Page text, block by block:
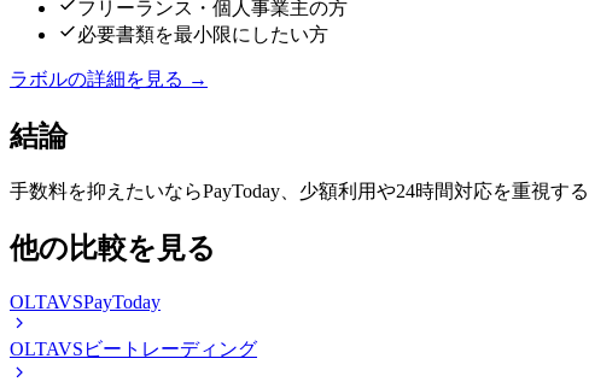
フリーランス・個人事業主の方
必要書類を最小限にしたい方
ラボルの詳細を見る →
結論
手数料を抑えたいならPayToday、少額利用や24時間対応を重視す
他の比較を見る
OLTAVSPayToday
OLTAVS ビートレーディング